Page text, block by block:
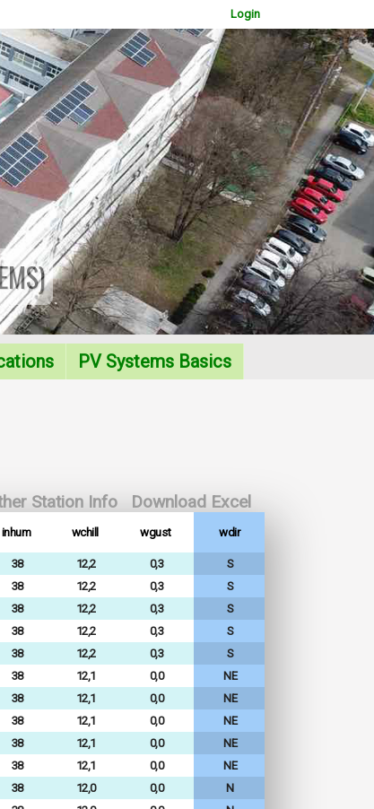
Login
WOWSlider.com
PV Systems Basics
Download Excel
Station Info
inhum wchill wgust wdir
38 12,2 0,3
S
38 12,2 0,3
S
38 12,2 0,3
S
38 12,2 0,3
S
38 12,2 0,3
S
38 12,1 0,0
NE
38 12,1 0,0
NE
38 12,1 0,0
NE
38 12,1 0,0
NE
38 12,1 0,0
NE
38 12,0 0,0
N